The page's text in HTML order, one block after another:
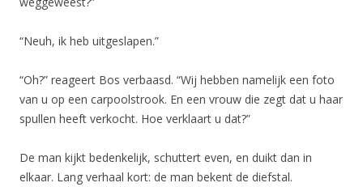
“Neuh, ik heb uitgeslapen.”
“Oh?” reageert Bos verbaasd. “Wij hebben namelijk een foto
van u op een carpoolstrook. En een vrouw die zegt dat u haar
spullen heeft verkocht. Hoe verklaart u dat?”
De man kijkt bedenkelijk, schuttert even, en duikt dan in
elkaar. Lang verhaal kort: de man bekent de diefstal.